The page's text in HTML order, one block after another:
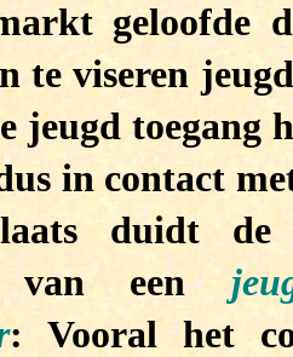
geloofde
te viseren
jeugd toegang
in contact
duidt de
van een
: Vooral het